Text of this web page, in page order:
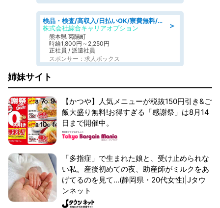
＞
検品・検査/高収入/日払いOK/寮費無料/日勤/20・30・40代活躍中
株式会社綜合キャリアオプション
熊本県 菊陽町
時給1,800円～2,250円
正社員 / 派遣社員
スポンサー：求人ボックス
姉妹サイト
【かつや】人気メニューが税抜150円引き&ご
飯大盛り無料!お得すぎる「感謝祭」は8月14
日まで開催中。
「多指症」で生まれた娘と、受け止められな
い私。産後初めての夜、助産師がミルクをあ
げてるのを見て...(静岡県・20代女性)|Jタウ
ンネット